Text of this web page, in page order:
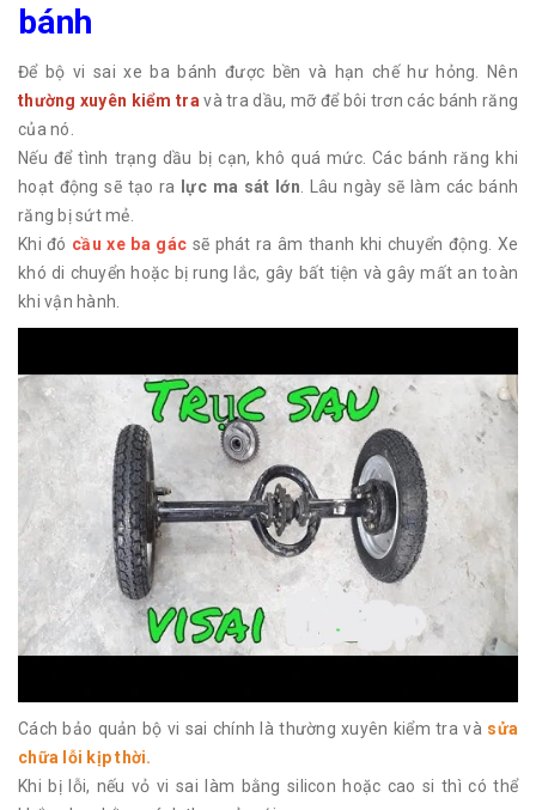
bánh
Để bộ vi sai xe ba bánh được bền và hạn chế hư hỏng. Nên
thường xuyên kiểm tra và tra dầu, mỡ để bôi trơn các bánh răng
của nó.
Nếu để tình trạng dầu bị cạn, khô quá mức. Các bánh răng khi
hoạt động sẽ tạo ra
lực ma sát lớn . Lâu ngày sẽ làm các bánh
răng bị sứt mẻ.
Khi đó cầu xe ba gác sẽ phát ra âm thanh khi chuyển động. Xe
khó di chuyển hoặc bị rung lắc, gây bất tiện và gây mất an toàn
khi vận hành.
Cách bảo quản bộ vi sai chính là thường xuyên kiểm tra vàsửa
chữa lỗi kịp thời.
Khi bị lỗi, nếu vỏ vi sai làm bằng silicon hoặc cao si thì có thể